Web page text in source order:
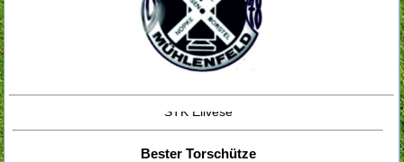
STK Eilvese
Bester Torschütze